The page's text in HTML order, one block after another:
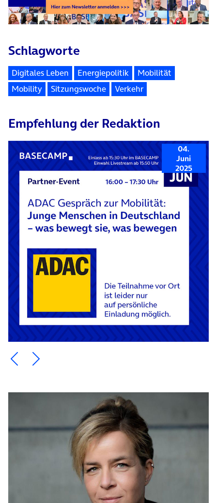
Schlagworte
Digitales Leben Energiepolitik
Mobilität
Mobility
Sitzungswoche Verkehr
Empfehlung der Redaktion
04.
Juni
2025
Ein Element zurück blättern
Ein Element weiter blättern